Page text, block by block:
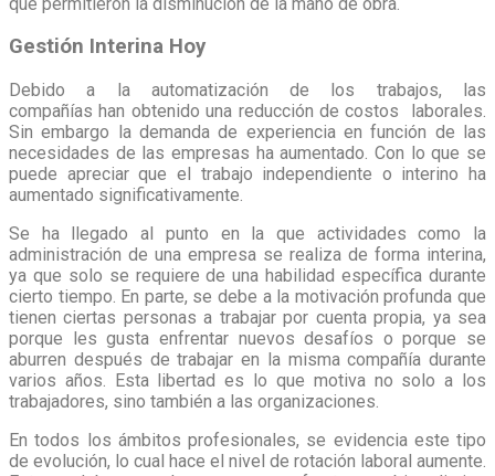
Gestión Interina Hoy
Debido a la automatización de los trabajos, las
compañías han obtenido una reducción de costos laborales.
Sin embargo la demanda de experiencia en función de las
necesidades de las empresas ha aumentado. Con lo que se
puede apreciar que el trabajo independiente o interino ha
aumentado significativamente.
Se ha llegado al punto en la que actividades como la
administración de una empresa se realiza de forma interina,
ya que solo se requiere de una habilidad específica durante
cierto tiempo. En parte, se debe a la motivación profunda que
tienen ciertas personas a trabajar por cuenta propia, ya sea
porque les gusta enfrentar nuevos desafíos o porque se
aburren después de trabajar en la misma compañía durante
varios años. Esta libertad es lo que motiva no solo a los
trabajadores, sino también a las organizaciones.
En todos los ámbitos profesionales, se evidencia este tipo
de evolución, lo cual hace el nivel de rotación laboral aumente.